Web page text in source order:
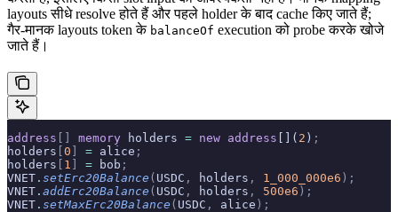
layouts सीधे resolve होते हैं और पहले holder के बाद cache किए जाते हैं;
गैर-मानक layouts token के balanceOf execution को probe करके खोजे
जाते हैं।
address memory holders = new address []( 2 ) ;
holders 0 = alice ;
holders
1 = bob ;
VNET . setErc20Balance ( USDC , holders , 1_000_000e6 );
VNET . addErc20Balance ( USDC , holders , 500e6 );
VNET . setMaxErc20Balance ( USDC , alice );